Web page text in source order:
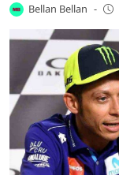
Bellan Bellan -